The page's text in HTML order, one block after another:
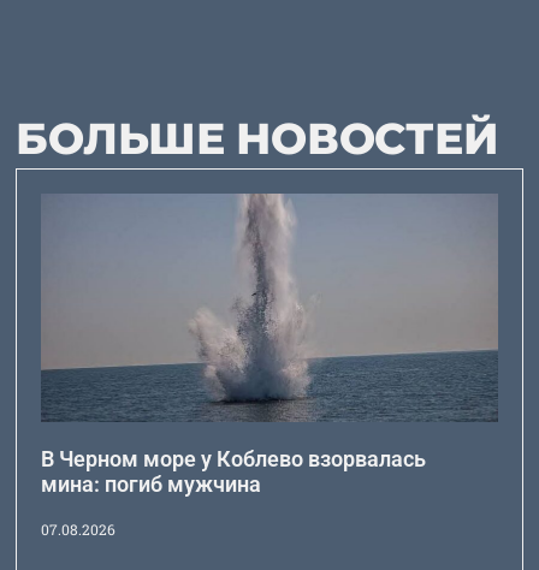
БОЛЬШЕ НОВОСТЕЙ
В Черном море у Коблево взорвалась
мина: погиб мужчина
07.08.2026